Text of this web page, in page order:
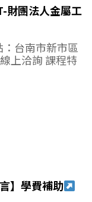
財團法人金屬工
台南市新市區
上洽詢 課程特
】學費補助